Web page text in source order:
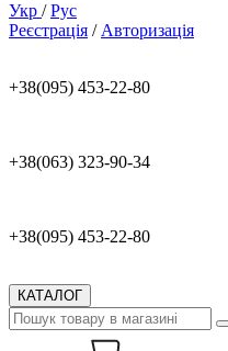
Укр /Рус
Реєстрація / Авторизація
+38(095) 453-22-80
+38(063) 323-90-34
+38(095) 453-22-80
КАТАЛОГ